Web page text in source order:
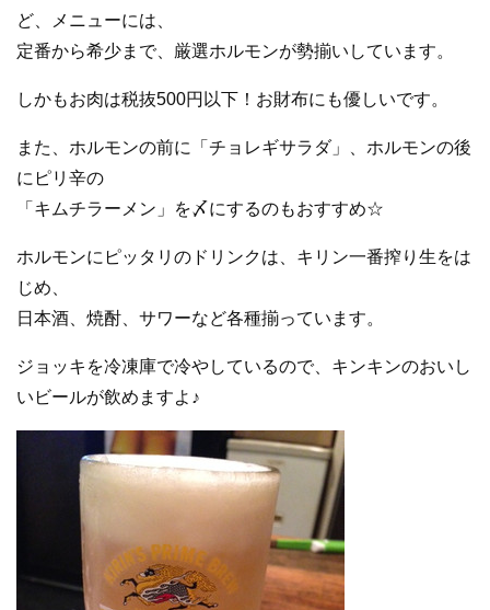
ど、メニューには、
定番から希少まで、厳選ホルモンが勢揃いしています。
しかもお肉は税抜500円以下！お財布にも優しいです。
また、ホルモンの前に「チョレギサラダ」、ホルモンの後
にピリ辛の
「キムチラーメン」を〆にするのもおすすめ☆
ホルモンにピッタリのドリンクは、キリン一番搾り生をは
じめ、
日本酒、焼酎、サワーなど各種揃っています。
ジョッキを冷凍庫で冷やしているので、キンキンのおいし
いビールが飲めますよ♪